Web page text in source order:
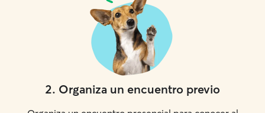
2. Organiza un encuentro previo